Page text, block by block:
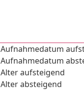
Aufnahmedatum
Aufnahmedatum
Alter aufsteigend
Alter absteigend